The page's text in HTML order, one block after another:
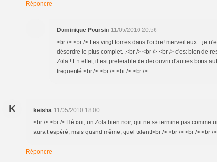
Répondre
Dominique Poursin 11/05/2010 20:56
<br /> <br /> Les vingt tomes dans l'ordre! merveilleux... je
désordre le plus complet...<br /> <br /> <br /> c'est bien de
Zola ! En effet, il est préférable de découvrir d'autres bons
fréquenté.<br /> <br /> <br /> <br />
K keisha 11/05/2010 18:00
<br /> <br /> Hé oui, un Zola bien noir, qui ne se termine pas comme
aurait espéré, mais quand même, quel talent!<br /> <br /> <br /> <br />
Répondre